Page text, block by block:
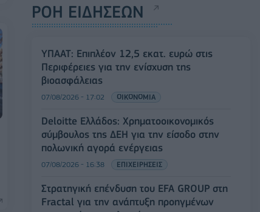
ΡΟΗ ΕΙΔΗΣΕΩΝ
ΥΠΑΑΤ: Επιπλέον 12,5 εκατ. ευρώ στις
Περιφέρειες για την ενίσχυση της
βιοασφάλειας
07/08/2026 - 17:02 ΟΙΚΟΝΟΜΙΑ
Deloitte Ελλάδος: Χρηματοοικονομικός
σύμβουλος της ΔΕΗ για την είσοδο στην
πολωνική αγορά ενέργειας
07/08/2026 - 16:38 ΕΠΙΧΕΙΡΗΣΕΙΣ
Στρατηγική επένδυση του EFA GROUP στη
Fractal για την ανάπτυξη προηγμένων